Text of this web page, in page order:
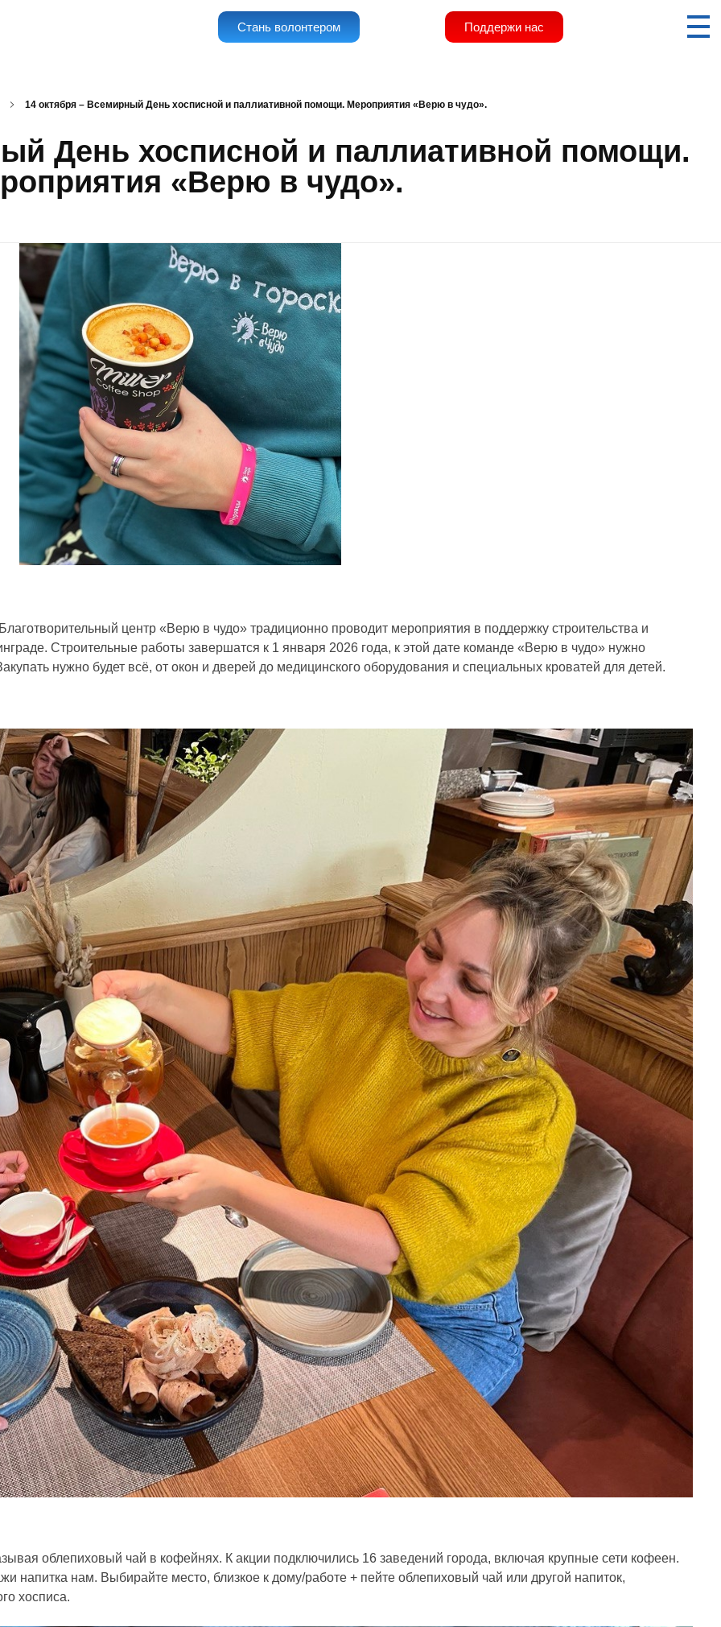
Стань волонтером Поддержи нас
14 октября – Всемирный День хосписной и паллиативной помощи. Мероприятия «Верю в чудо».
День хосписной и паллиативной помощи.
«Верю в чудо».
центр «Верю в чудо» традиционно проводит мероприятия в поддержку строительства и
Строительные работы завершатся к 1 января 2026 года, к этой дате команде «Верю в чудо» нужно
нужно будет всё, от окон и дверей до медицинского оборудования и специальных кроватей для детей.
облепиховый чай в кофейнях. К акции подключились 16 заведений города, включая крупные сети кофеен.
напитка нам. Выбирайте место, близкое к дому/работе + пейте облепиховый чай или другой напиток,
хосписа.